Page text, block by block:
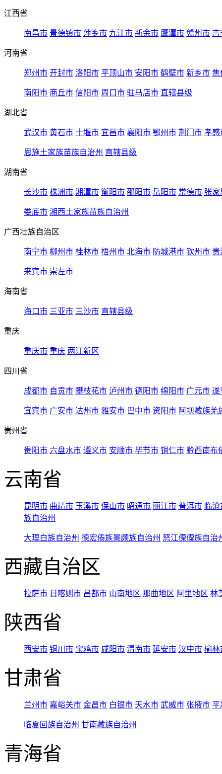
江西省
南昌市 景德镇市 萍乡市 九江市 新余市 鹰潭市 赣州市 吉
河南省
郑州市 开封市 洛阳市 平顶山市 安阳市 鹤壁市 新乡市 焦
南阳市 商丘市 信阳市 周口市 驻马店市 直辖县级
湖北省
武汉市 黄石市 十堰市 宜昌市 襄阳市 鄂州市 荆门市 孝感
恩施土家族苗族自治州 直辖县级
湖南省
长沙市 株洲市 湘潭市 衡阳市 邵阳市 岳阳市 常德市 张家
娄底市 湘西土家族苗族自治州
广西壮族自治区
南宁市 柳州市 桂林市 梧州市 北海市 防城港市 钦州市 贵
来宾市 崇左市
海南省
海口市 三亚市 三沙市 直辖县级
重庆
重庆市 重庆 两江新区
四川省
成都市 自贡市 攀枝花市 泸州市 德阳市 绵阳市 广元市 遂
宜宾市 广安市 达州市 雅安市 巴中市 资阳市 阿坝藏族羌
贵州省
贵阳市 六盘水市 遵义市 安顺市 毕节市 铜仁市 黔西南布
云南省
昆明市 曲靖市 玉溪市 保山市 昭通市 丽江市 普洱市 临
族自治州
大理白族自治州 德宏傣族景颇族自治州 怒江傈僳族自治
西藏自治区
拉萨市 日喀则市 昌都市 山南地区 那曲地区 阿里地区 林
陕西省
西安市 铜川市 宝鸡市 咸阳市 渭南市 延安市 汉中市 榆林
甘肃省
兰州市 嘉峪关市 金昌市 白银市 天水市 武威市 张掖市 平
临夏回族自治州 甘南藏族自治州
青海省